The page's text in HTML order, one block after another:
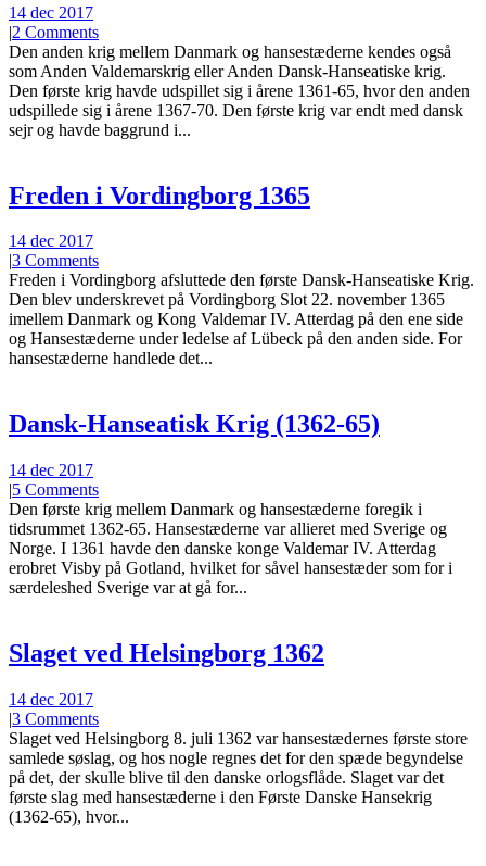
14 dec 2017
|2 Comments
Den anden krig mellem Danmark og hansestæderne kendes også
som Anden Valdemarskrig eller Anden Dansk-Hanseatiske krig.
Den første krig havde udspillet sig i årene 1361-65, hvor den anden
udspillede sig i årene 1367-70. Den første krig var endt med dansk
sejr og havde baggrund i...
Freden i Vordingborg 1365
14 dec 2017
|3 Comments
Freden i Vordingborg afsluttede den første Dansk-Hanseatiske Krig.
Den blev underskrevet på Vordingborg Slot 22. november 1365
imellem Danmark og Kong Valdemar IV. Atterdag på den ene side
og Hansestæderne under ledelse af Lübeck på den anden side. For
hansestæderne handlede det...
Dansk-Hanseatisk Krig (1362-65)
14 dec 2017
|5 Comments
Den første krig mellem Danmark og hansestæderne foregik i
tidsrummet 1362-65. Hansestæderne var allieret med Sverige og
Norge. I 1361 havde den danske konge Valdemar IV. Atterdag
erobret Visby på Gotland, hvilket for såvel hansestæder som for i
særdeleshed Sverige var at gå for...
Slaget ved Helsingborg 1362
14 dec 2017
|3 Comments
Slaget ved Helsingborg 8. juli 1362 var hansestædernes første store
samlede søslag, og hos nogle regnes det for den spæde begyndelse
på det, der skulle blive til den danske orlogsflåde. Slaget var det
første slag med hansestæderne i den Første Danske Hansekrig
(1362-65), hvor...